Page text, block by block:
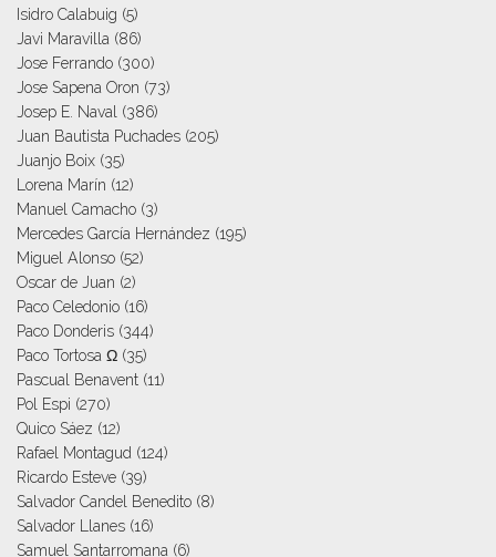
Isidro Calabuig (5)
Javi Maravilla (86)
Jose Ferrando (300)
Jose Sapena Oron (73)
Josep E. Naval (386)
Juan Bautista Puchades (205)
Juanjo Boix (35)
Lorena Marín (12)
Manuel Camacho (3)
Mercedes García Hernández (195)
Miguel Alonso (52)
Oscar de Juan (2)
Paco Celedonio (16)
Paco Donderis (344)
Paco Tortosa Ω (35)
Pascual Benavent (11)
Pol Espi (270)
Quico Sáez (12)
Rafael Montagud (124)
Ricardo Esteve (39)
Salvador Candel Benedito (8)
Salvador Llanes (16)
Samuel Santarromana (6)